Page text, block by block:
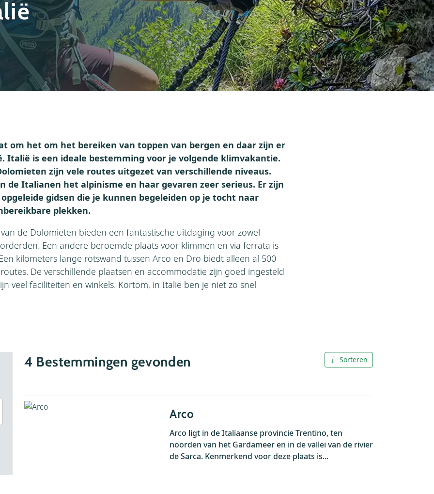
om het om het bereiken van toppen van bergen en daar zijn er
Italië is een ideale bestemming voor je volgende klimvakantie.
zijn vele routes uitgezet van verschillende niveaus.
de Italianen het alpinisme en haar gevaren zeer serieus. Er zijn
gidsen die je kunnen begeleiden op je tocht naar
plekken.
de Dolomieten bieden een fantastische uitdaging voor zowel
Een andere beroemde plaats voor klimmen en via ferrata is
kilometers lange rotswand tussen Arco en Dro biedt alleen al 500
De verschillende plaatsen en accommodatie zijn goed ingesteld
veel faciliteiten en winkels. Kortom, in Italië ben je niet zo snel
4 Bestemmingen gevonden Sorteren
Arco
Arco ligt in de Italiaanse provincie Trentino, ten
noorden van het Gardameer en in de vallei van de rivier
de Sarca. Kenmerkend voor deze plaats is...